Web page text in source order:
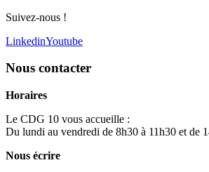
Suivez-nous !
LinkedinYoutube
Nous contacter
Horaires
Le CDG 10 vous accueille :
Du lundi au vendredi de 8h30 à 11h30 et de
Nous écrire